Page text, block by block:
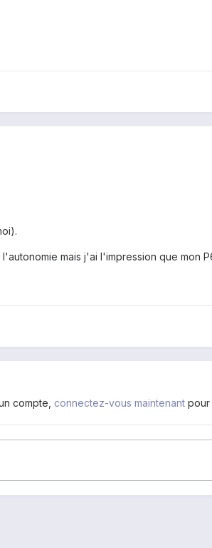
mais j'ai l'impression que mon
compte, connectez-vous maintenant pour